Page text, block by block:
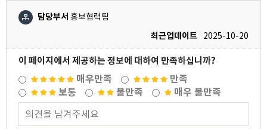
담당부서 홍보협력팀
최근업데이트
2025-10-20
이 페이지에서 제공하는 정보에 대하여 만족하십니까?
매우만족
만족
보통
불만족 매우 불만족